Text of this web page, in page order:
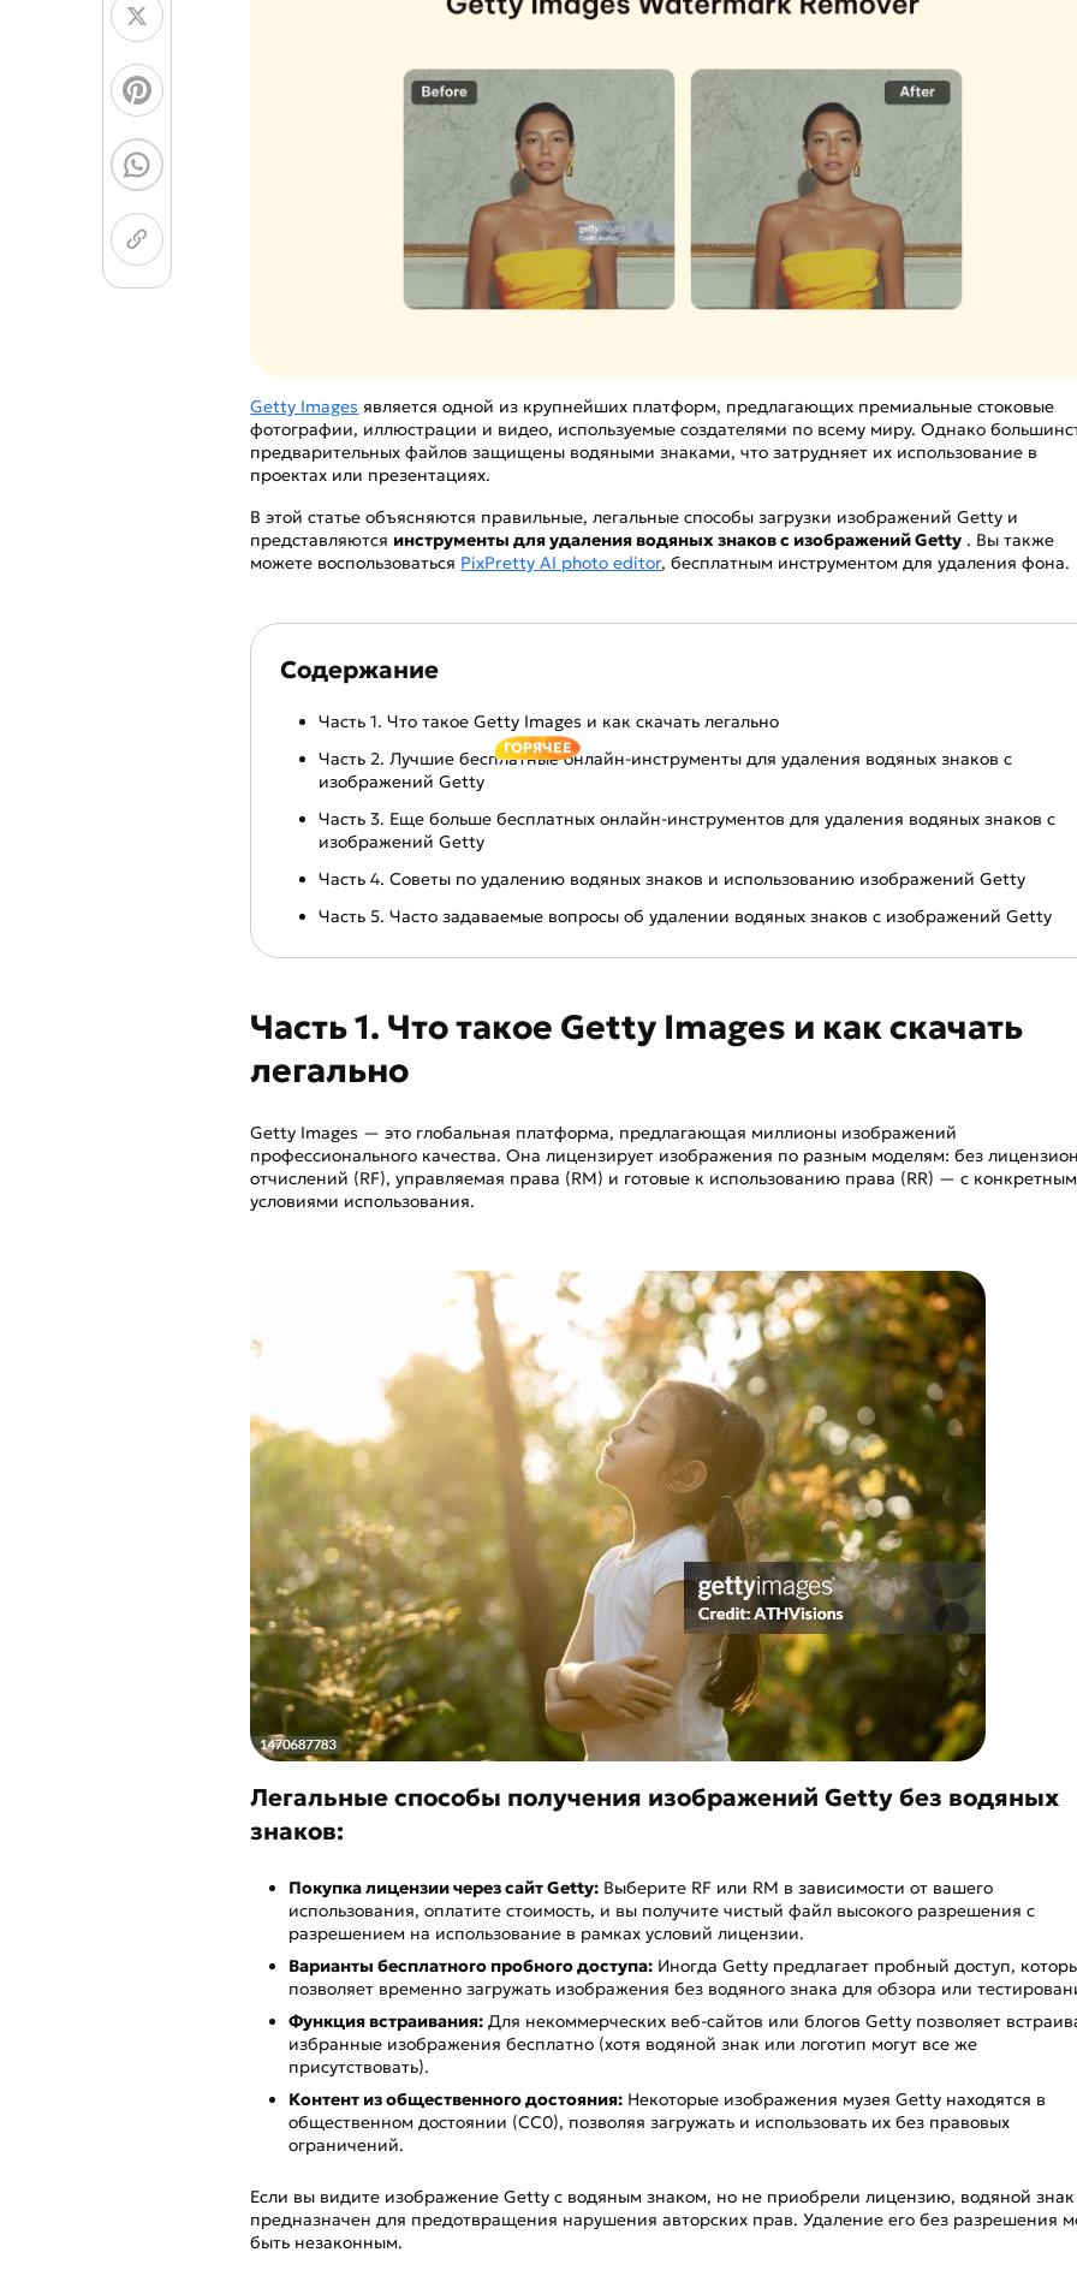
AI для генерации лиц-
Getty Images является одной из крупнейших платформ, предлагающих премиальные стоковые
фотографии, иллюстрации и видео, используемые создателями по всему миру. Однако
предварительных файлов защищены водяными знаками, что затрудняет их использование в
проектах или презентациях.
В этой статье объясняются правильные, легальные способы загрузки изображений Getty и
представляются инструменты для удаления водяных знаков с изображений Getty . Вы также
можете воспользоваться PixPretty AI photo editor, бесплатным инструментом для удаления фона.
Содержание
Часть 1. Что такое Getty Images и как скачать легально
Часть 2. Лучшие бесплатные онлайн-инструменты для удаления водяных знаков с
изображений Getty
ГОРЯЧЕЕ
Часть 3. Еще больше бесплатных онлайн-инструментов для удаления водяных знаков с
изображений Getty
Часть 4. Советы по удалению водяных знаков и использованию изображений Getty
Часть 5. Часто задаваемые вопросы об удалении водяных знаков с изображений Getty
Часть 1. Что такое Getty Images и как скачать
легально
Getty Images — это глобальная платформа, предлагающая миллионы изображений
профессионального качества. Она лицензирует изображения по разным моделям: без
отчислений (RF), управляемая права (RM) и готовые к использованию права (RR) — с
условиями использования.
Легальные способы получения изображений Getty без водяных
знаков:
Покупка лицензии через сайт Getty: Выберите RF или RM в зависимости от вашего
использования, оплатите стоимость, и вы получите чистый файл высокого разрешения с
разрешением на использование в рамках условий лицензии.
Варианты бесплатного пробного доступа: Иногда Getty предлагает пробный доступ,
позволяет временно загружать изображения без водяного знака для обзора или
Функция встраивания: Для некоммерческих веб-сайтов или блогов Getty позволяет
избранные изображения бесплатно (хотя водяной знак или логотип могут все же
присутствовать).
Контент из общественного достояния: Некоторые изображения музея Getty находятся в
общественном достоянии (CC0), позволяя загружать и использовать их без правовых
ограничений.
Если вы видите изображение Getty с водяным знаком, но не приобрели лицензию, водяной знак
предназначен для предотвращения нарушения авторских прав. Удаление его без разрешения
быть незаконным.